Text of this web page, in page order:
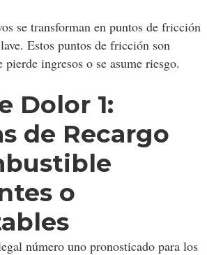
se transforman en puntos de fricción
Estos puntos de fricción son
ingresos o se asume riesgo.
Dolor 1:
de Recargo
o
número uno pronosticado para los